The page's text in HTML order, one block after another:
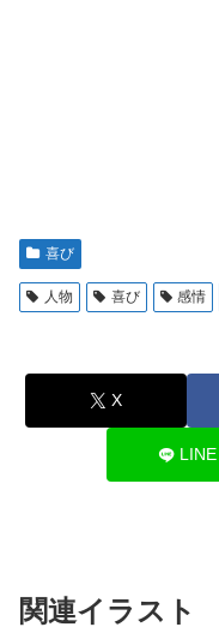
喜び
人物 喜び 感情
X
LINE
関連イラスト